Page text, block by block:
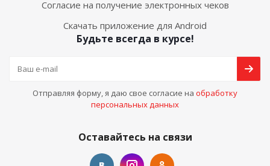
Согласие на получение электронных чеков
Скачать приложение для Android
Будьте всегда в курсе!
Отправляя форму, я даю свое согласие на обработку
персональных данных
Оставайтесь на связи